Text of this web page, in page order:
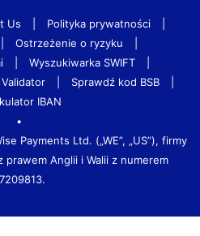
Us Polityka prywatności
Ostrzeżenie o ryzyku
Wyszukiwarka SWIFT
Validator Sprawdź kod BSB
IBAN
•
Payments Ltd. („WE”, „US”), firmy
Anglii i Walii z numerem